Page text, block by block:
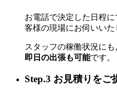
お電話で決定した日程
客様の現場にお伺いいた
スタッフの稼働状況にも
即日の出張も可能です。
Step.3 お見積りをご